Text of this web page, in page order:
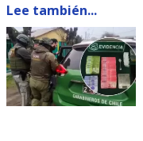
Lee también...